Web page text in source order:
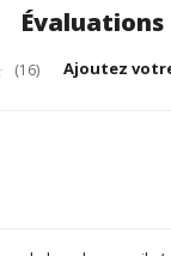
Évaluations
(16) Ajoutez